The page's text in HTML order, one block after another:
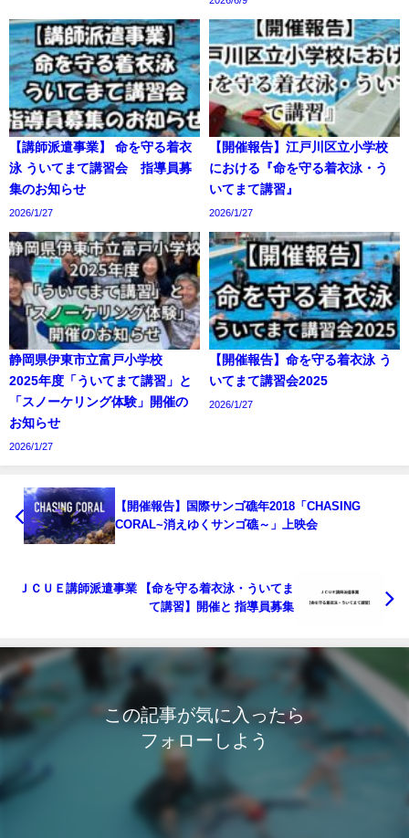
【講師派遣事業】 命を守る着衣
泳 ういてまて講習会 指導員募
集のお知らせ
2026/1/27
【開催報告】江戸川区立小学校
における『命を守る着衣泳・う
いてまて講習』
2026/1/27
静岡県伊東市立富戸小学校
2025年度「ういてまて講習」と
「スノーケリング体験」開催の
お知らせ
2026/1/27
【開催報告】命を守る着衣泳 う
いてまて講習会2025
2026/1/27
【開催報告】国際サンゴ礁年2018「CHASING
CORAL~消えゆくサンゴ礁～」上映会
ＪＣＵＥ講師派遣事業 【命を守る着衣泳・ういてま
て講習】開催と 指導員募集
この記事が気に入ったら
フォローしよう